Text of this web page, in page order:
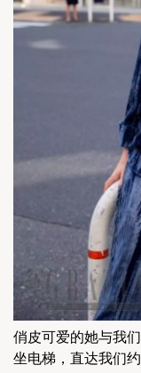
俏皮可爱的她与我
坐电梯，直达我们